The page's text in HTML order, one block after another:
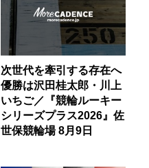
次世代を牽引する存在へ
優勝は沢田桂太郎・川上
いちご／『競輪ルーキー
シリーズプラス2026』佐
世保競輪場 8月9日